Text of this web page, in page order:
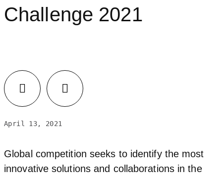
Challenge 2021
April 13, 2021
Global competition seeks to identify the most
innovative solutions and collaborations in the